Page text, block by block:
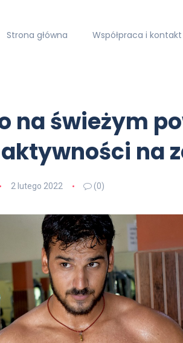
Strona główna Współpraca i kontakt
na świeżym
na
2 lutego 2022 (0)